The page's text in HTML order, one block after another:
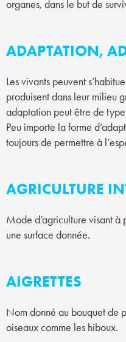
organes, dans le but de
ADAPTATION,
Les vivants peuvent
produisent dans leur milieu
adaptation peut être de type
Peu importe la forme
toujours de permettre à
AGRICULTURE
Mode d’agriculture visant à
une surface donnée.
AIGRETTES
Nom donné au bouquet de
oiseaux comme les hiboux.